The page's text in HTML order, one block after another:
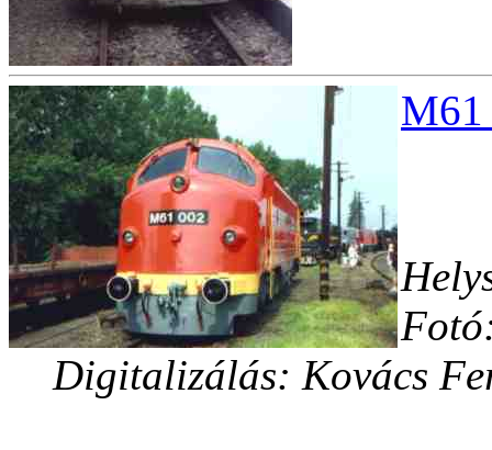
Digitalizálás: Kovács